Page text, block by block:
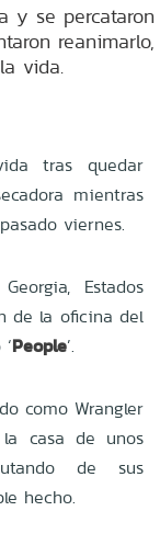
y se percataron
reanimarlo,
vida.
tras quedar
mientras
viernes.
Estados
de la oficina del
People’.
como Wrangler
casa de unos
de sus
hecho.